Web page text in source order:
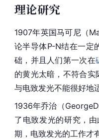
理论研究
1907年英国马可尼（
论半导体P-N结在一定
础，并且人们第一次在
的黄光太暗，不符合
与电致发光不能很好地
1936年乔治（
了电致发光的研究，
期，电致发光的工作才